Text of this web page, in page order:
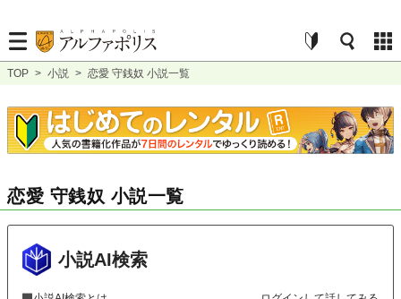
TOP > 小説 > 恋愛 守銭奴 小説一覧
恋愛 守銭奴 小説一覧
小説AI検索